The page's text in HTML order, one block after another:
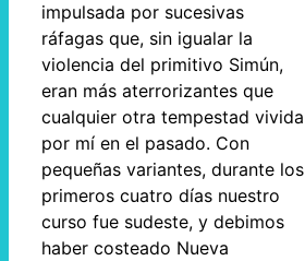
impulsada por sucesivas
ráfagas que, sin igualar la
violencia del primitivo Simún,
eran más aterrorizantes que
cualquier otra tempestad vivida
por mí en el pasado. Con
pequeñas variantes, durante los
primeros cuatro días nuestro
curso fue sudeste, y debimos
haber costeado Nueva